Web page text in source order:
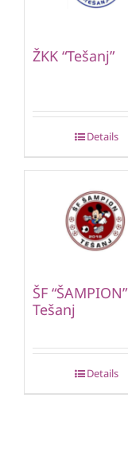
ŽKK “Tešanj”
Details
ŠF “ŠAMPION”
Tešanj
Details